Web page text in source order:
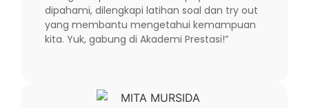
dipahami, dilengkapi latihan soal dan try out
yang membantu mengetahui kemampuan
kita. Yuk, gabung di Akademi Prestasi!”